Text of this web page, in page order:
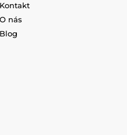
Kontakt
O nás
Blog